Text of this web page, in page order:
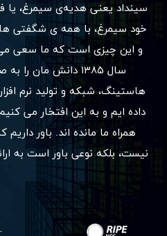
سینداد یعنی هدیه‌ی سیمرغ، یا
خود سیمرغ، با همه ی شگفتی
و این چیزی است که ما سعی می
سال ۱۳۸۵ دانش مان
هاستینگ، شبکه و تولید نرم
داده ایم و به این افتخار می
همراه ما مانده اند. باور
نیست، بلکه نوعی باور است به